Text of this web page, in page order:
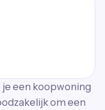
een koopwoning
om een